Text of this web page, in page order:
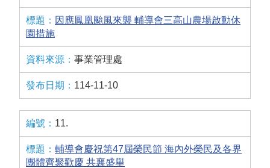
因應鳳凰颱風來襲 輔導會三高山農場啟動休
園措施
事業管理處
114-11-10
11.
輔導會慶祝第47屆榮民節 海內外榮民及各界
團體齊聚歡慶 共襄盛舉